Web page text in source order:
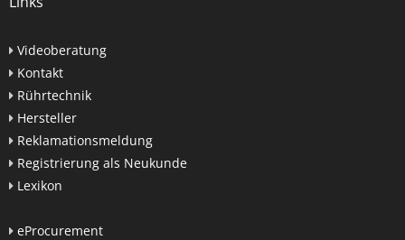
Videoberatung
Kontakt
Rührtechnik
Hersteller
Reklamationsmeldung
Registrierung als Neukunde
Lexikon
eProcurement